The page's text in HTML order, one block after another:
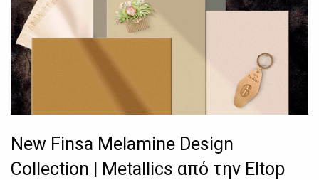
New Finsa Melamine Design
Collection | Metallics από την Eltop